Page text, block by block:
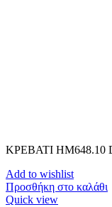
ΚΡΕΒΑΤΙ HM648.10
Add to wishlist
Προσθήκη στο καλάθι
Quick view